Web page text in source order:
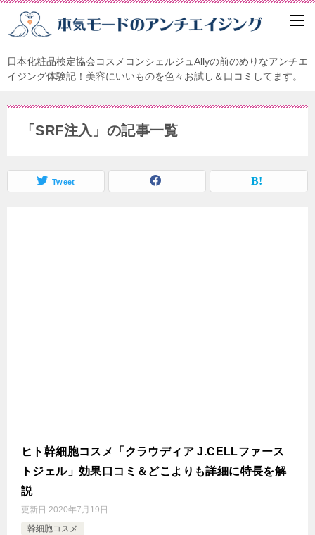
日本化粧品検定協会コスメコンシェルジュAllyの前のめりなアンチエ
イジング体験記！美容にいいものを色々お試し＆口コミしてます。
「SRF注入」の記事一覧
Tweet
ヒト幹細胞コスメ「クラウディア J.CELLファース
トジェル」効果口コミ＆どこよりも詳細に特長を解
説
更新日:2020年7月19日
幹細胞コスメ